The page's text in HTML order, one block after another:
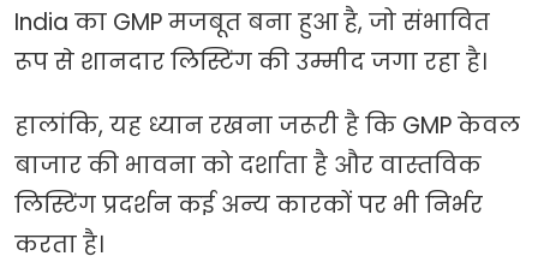
India का GMP मजबूत बना हुआ है, जो संभावित
रूप से शानदार लिस्टिंग की उम्मीद जगा रहा है।
हालांकि, यह ध्यान रखना जरूरी है कि GMP केवल
बाजार की भावना को दर्शाता है और वास्तविक
लिस्टिंग प्रदर्शन कई अन्य कारकों पर भी निर्भर
करता है।